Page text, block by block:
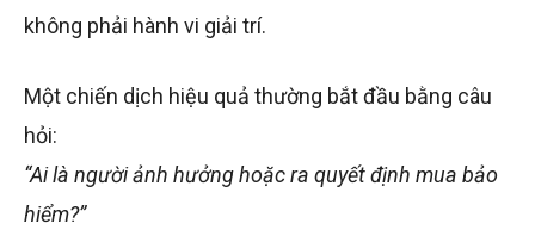
không phải hành vi giải trí.
Một chiến dịch hiệu quả thường bắt đầu bằng câu
hỏi:
“Ai là người ảnh hưởng hoặc ra quyết định mua bảo
hiểm?”